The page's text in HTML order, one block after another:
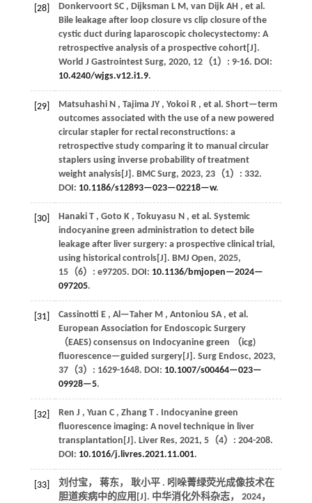
[28] Donkervoort SC , Dijksman L M, van Dijk AH , et al.
Bile leakage after loop closure vs clip closure of the
cystic duct during laparoscopic cholecystectomy: A
retrospective analysis of a prospective cohort[J].
World J Gastrointest Surg, 2020, 12（1）: 9-16. DOI:
10.4240/wjgs.v12.i1.9.
[29] Matsuhashi N , Tajima JY , Yokoi R , et al. Short—term
outcomes associated with the use of a new powered
circular stapler for rectal reconstructions: a
retrospective study comparing it to manual circular
staplers using inverse probability of treatment
weight analysis[J]. BMC Surg, 2023, 23（1）: 332.
DOI: 10.1186/s12893—023—02218—w.
[30] Hanaki T , Goto K , Tokuyasu N , et al. Systemic
indocyanine green administration to detect bile
leakage after liver surgery: a prospective clinical trial,
using historical controls[J]. BMJ Open, 2025,
15（6）: e97205. DOI: 10.1136/bmjopen—2024—
097205.
[31] Cassinotti E , Al—Taher M , Antoniou SA , et al.
European Association for Endoscopic Surgery
（EAES) consensus on Indocyanine green （icg)
fluorescence—guided surgery[J]. Surg Endosc, 2023,
37（3）: 1629-1648. DOI: 10.1007/s00464—023—
09928—5.
[32] Ren J , Yuan C , Zhang T . Indocyanine green
fluorescence imaging: A novel technique in liver
transplantation[J]. Liver Res, 2021, 5（4）: 204-208.
DOI: 10.1016/j.livres.2021.11.001.
[33]
刘付宝， 蒋东， 耿小平 . 吲哚菁绿荧光成像技术在
胆道疾病中的应用[J]. 中华消化外科杂志， 2024，